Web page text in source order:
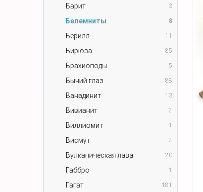
Барит 3
Белемниты 8
Берилл 11
Бирюза 85
Брахиоподы 5
Бычий глаз 88
Ванадинит 13
Вивианит 2
Виллиомит 1
Висмут 2
Вулканическая лава 20
Габбро 1
Гагат 181